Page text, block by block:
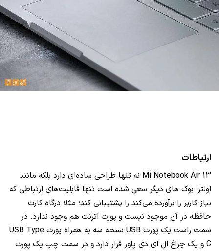
ارتباطات
Mi Notebook Air 13 نه تنها طراحی ساده‌ای دارد بلکه مانند
اولترا بوک های دیگر سعی شده است تنها قابلیت‌های ارتباطی که
نیاز کاربر را برآورده می‌کند را پشتیبانی کند؛ مثلا درگاه کارت
حافظه در آن موجود نیست و پورت اترنت هم وجود ندارد. در
سمت راست یک پورت USB نسخه سه به همراه پورت USB Type
C و یک چراغ ال ای دی پاور قرار دارد و در سمت چپ یک پورت